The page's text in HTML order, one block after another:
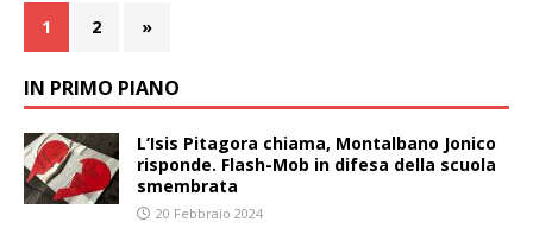
1 2 »
IN PRIMO PIANO
L’Isis Pitagora chiama, Montalbano Jonico
risponde. Flash-Mob in difesa della scuola
smembrata
20 Febbraio 2024